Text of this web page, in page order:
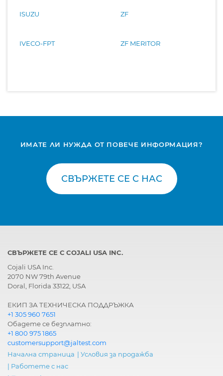
ISUZU
IVECO-FPT
ZF
ZF MERITOR
ИМАТЕ ЛИ НУЖДА ОТ ПОВЕЧЕ ИНФОРМАЦИЯ?
СВЪРЖЕТЕ СЕ С НАС
СВЪРЖЕТЕ СЕ С COJALI USA INC.
Cojali USA Inc.
2070 NW 79th Avenue
Doral, Florida 33122, USA
ЕКИП ЗА ТЕХНИЧЕСКА ПОДДРЪЖКА
+1 305 960 7651
Обадете се безплатно:
+1 800 975 1865
customersupport@jaltest.com
Начална страница | Условия за продажба
| Работете с нас